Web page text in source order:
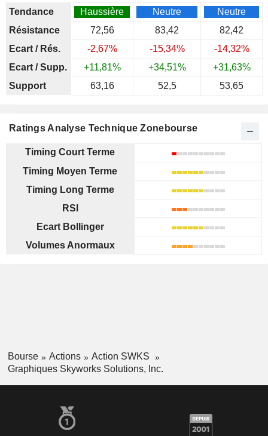
Tendance
Haussière Neutre
Neutre
Résistance
72,56 83,42
82,42
Ecart / Rés.
-2,67% -15,34%
-14,32%
Ecart / Supp.
+11,81% +34,51%
+31,63%
Support
63,16 52,5 53,65
Ratings Analyse Technique Zonebourse
Timing Court Terme
Timing Moyen Terme
Timing Long Terme
RSI
Ecart Bollinger
Volumes Anormaux
Bourse Actions
Action SWKS
Graphiques Skyworks Solutions, Inc.